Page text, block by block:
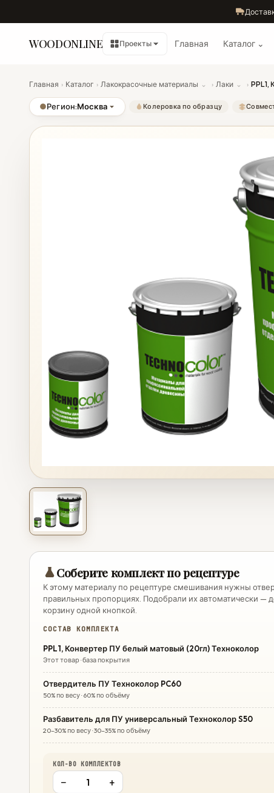
WOODONLINE Проекты Главная Каталог ⌄
Главная › Каталог › Лакокрасочные материалы ⌄ › Лаки ⌄ › PPL1,
●Регион:Москва Колеровка по образцу
Соберите комплект по рецептуре
К этому материалу по рецептуре смешивания нужны
правильных пропорциях. Подобрали их автоматически —
корзину одной кнопкой.
СОСТАВ КОМПЛЕКТА
PPL1, Конвертер ПУ белый матовый (20гл) Техноколор
Этот товар · база покрытия
Отвердитель ПУ Техноколор PC60
50% по весу · 60% по объёму
Разбавитель для ПУ универсальный Техноколор S50
20–30% по весу · 30–35% по объёму
КОЛ-ВО КОМПЛЕКТОВ
− +